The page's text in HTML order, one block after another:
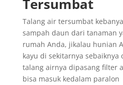
Tersumbat
Talang air tersumbat
sampah daun dari tanaman
rumah Anda, jikalau hunian
kayu di sekitarnya sebaiknya
talang airnya dipasang filter
bisa masuk kedalam paralon